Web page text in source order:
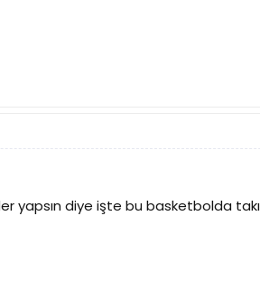
yapsın diye işte bu basketbolda